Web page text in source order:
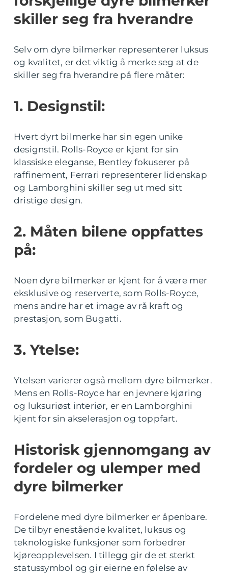
skiller seg fra hverandre
Selv om dyre bilmerker representerer luksus
og kvalitet, er det viktig å merke seg at de
skiller seg fra hverandre på flere måter:
1. Designstil:
Hvert dyrt bilmerke har sin egen unike
designstil. Rolls-Royce er kjent for sin
klassiske eleganse, Bentley fokuserer på
raffinement, Ferrari representerer lidenskap
og Lamborghini skiller seg ut med sitt
dristige design.
2. Måten bilene oppfattes
på:
Noen dyre bilmerker er kjent for å være mer
eksklusive og reserverte, som Rolls-Royce,
mens andre har et image av rå kraft og
prestasjon, som Bugatti.
3. Ytelse:
Ytelsen varierer også mellom dyre bilmerker.
Mens en Rolls-Royce har en jevnere kjøring
og luksuriøst interiør, er en Lamborghini
kjent for sin akselerasjon og toppfart.
Historisk gjennomgang av
fordeler og ulemper med
dyre bilmerker
Fordelene med dyre bilmerker er åpenbare.
De tilbyr enestående kvalitet, luksus og
teknologiske funksjoner som forbedrer
kjøreopplevelsen. I tillegg gir de et sterkt
statussymbol og gir eierne en følelse av